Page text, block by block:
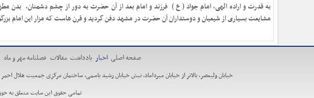
به قدرت و اراده الهی، امام جواد ( ع ) فرزند و امام بعد از آن حضرت به دور از چشم دشمنان، بدن
مشایعت بسیاری از شیعیان و دوستداران آن حضرت در مشهد دفن گردید و قرن هاست که مزار این امام
صفحه اصلی اخبار یادداشت مقالات فصلنامه مهر و ماه
خیابان ولیعصر، بالاتر از خیابان میرداماد، نبش خیابان رشید یاسمی، ساختمان مرکزی جمعیت هلال احمر جمهوری اسلامی
تمامی حقوق این سایت متعلق به حوزه